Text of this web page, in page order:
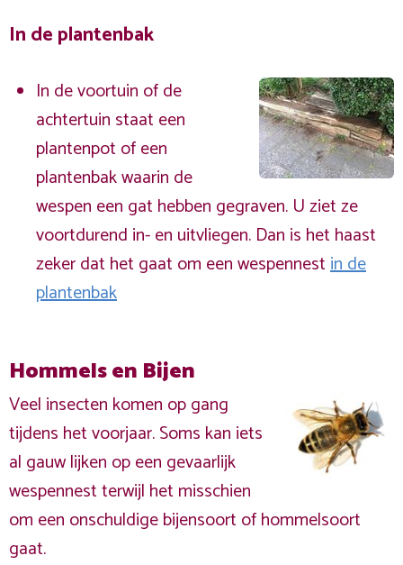
In de plantenbak
In de voortuin of de
achtertuin staat een
plantenpot of een
plantenbak waarin de
wespen een gat hebben gegraven. U ziet ze
voortdurend in- en uitvliegen. Dan is het haast
zeker dat het gaat om een wespennestin de
plantenbak
Hommels en Bijen
Veel insecten komen op gang
tijdens het voorjaar. Soms kan iets
al gauw lijken op een gevaarlijk
wespennest terwijl het misschien
om een onschuldige bijensoort of hommelsoort
gaat.